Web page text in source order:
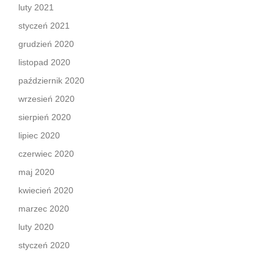
luty 2021
styczeń 2021
grudzień 2020
listopad 2020
październik 2020
wrzesień 2020
sierpień 2020
lipiec 2020
czerwiec 2020
maj 2020
kwiecień 2020
marzec 2020
luty 2020
styczeń 2020